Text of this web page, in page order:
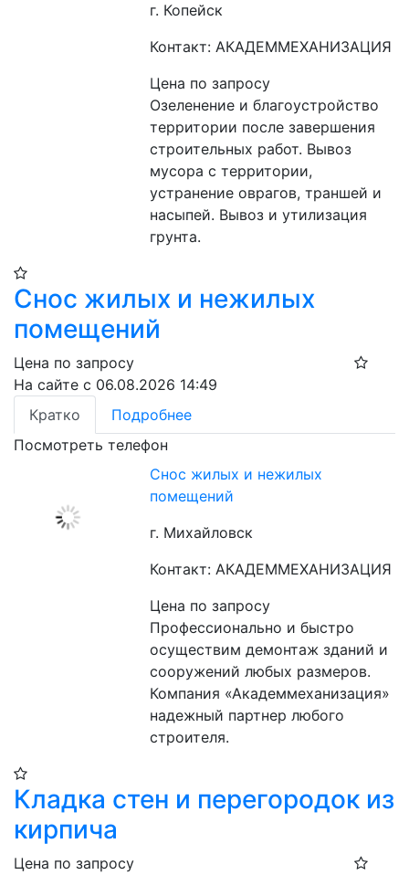
г. Копейск
Контакт: АКАДЕММЕХАНИЗАЦИЯ
Цена по запросу
Озеленение и благоустройство
территории после завершения
строительных работ. Вывоз
мусора с территории,
устранение оврагов, траншей и
насыпей. Вывоз и утилизация
грунта.
Снос жилых и нежилых
помещений
Цена по запросу
На сайте с 06.08.2026 14:49
Кратко
Подробнее
Посмотреть телефон
Снос жилых и нежилых
помещений
г. Михайловск
Контакт: АКАДЕММЕХАНИЗАЦИЯ
Цена по запросу
Профессионально и быстро
осуществим демонтаж зданий и
сооружений любых размеров.
Компания «Академмеханизация»
надежный партнер любого
строителя.
Кладка стен и перегородок из
кирпича
Цена по запросу